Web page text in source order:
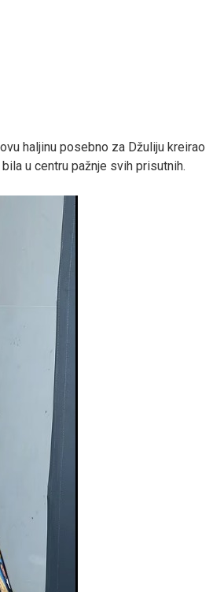
haljinu posebno za Džuliju kreirao
u centru pažnje svih prisutnih.